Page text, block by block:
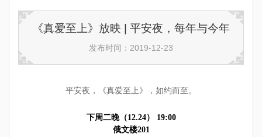
《真爱至上》放映 | 平安夜，每年与今年
发布时间：2019-12-23
平安夜，《真爱至上》，如约而至。
下周二晚（12.24） 19:00
俄文楼201